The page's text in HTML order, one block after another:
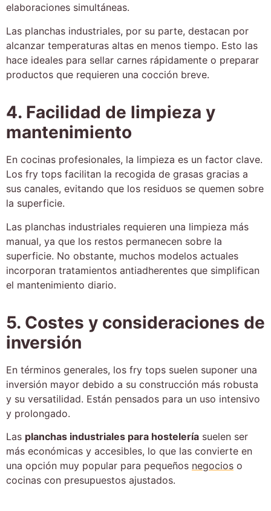
elaboraciones simultáneas.
Las planchas industriales, por su parte, destacan por
alcanzar temperaturas altas en menos tiempo. Esto las
hace ideales para sellar carnes rápidamente o preparar
productos que requieren una cocción breve.
4. Facilidad de limpieza y
mantenimiento
En cocinas profesionales, la limpieza es un factor clave.
Los fry tops facilitan la recogida de grasas gracias a
sus canales, evitando que los residuos se quemen sobre
la superficie.
Las planchas industriales requieren una limpieza más
manual, ya que los restos permanecen sobre la
superficie. No obstante, muchos modelos actuales
incorporan tratamientos antiadherentes que simplifican
el mantenimiento diario.
5. Costes y consideraciones de
inversión
En términos generales, los fry tops suelen suponer una
inversión mayor debido a su construcción más robusta
y su versatilidad. Están pensados para un uso intensivo
y prolongado.
Las planchas industriales para hostelería suelen ser
más económicas y accesibles, lo que las convierte en
una opción muy popular para pequeños negocios o
cocinas con presupuestos ajustados.